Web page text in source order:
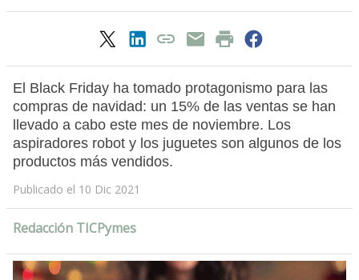
El Black Friday ha tomado protagonismo para las
compras de navidad: un 15% de las ventas se han
llevado a cabo este mes de noviembre. Los
aspiradores robot y los juguetes son algunos de los
productos más vendidos.
Publicado el 10 Dic 2021
Redacción TICPymes